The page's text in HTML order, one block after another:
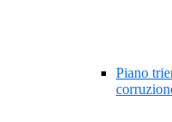
Piano